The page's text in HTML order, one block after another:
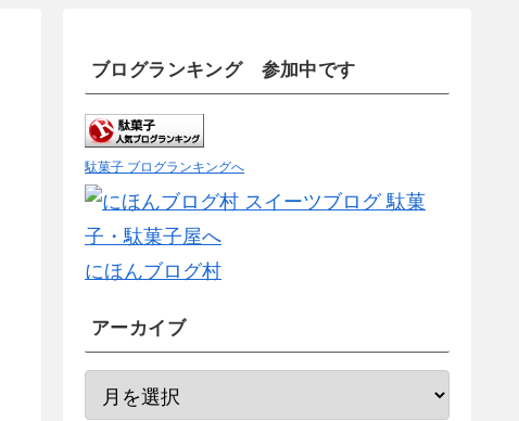
ブログランキング 参加中です
駄菓子 ブログランキングへ
にほんブログ村
アーカイブ